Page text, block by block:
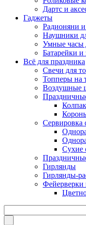
Дартс и
Гаджеты
Радионяни
Наушники
Умные часы
Батарейки и
Всё для праздника
Свечи для
Топперы на
Воздушные
Сервировка
Сухие
Гирлянды
Гирлянды-